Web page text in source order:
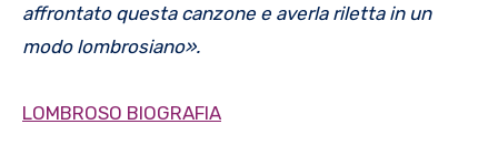
affrontato questa canzone e averla riletta in un
modo lombrosiano».
LOMBROSO BIOGRAFIA